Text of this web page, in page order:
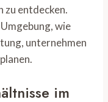
zu entdecken.
wie
unternehmen
im